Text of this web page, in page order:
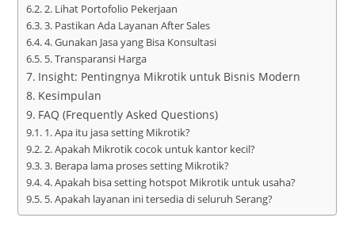
2. Lihat Portofolio Pekerjaan
3. Pastikan Ada Layanan After Sales
4. Gunakan Jasa yang Bisa Konsultasi
5. Transparansi Harga
Insight: Pentingnya Mikrotik untuk Bisnis Modern
Kesimpulan
FAQ (Frequently Asked Questions)
1. Apa itu jasa setting Mikrotik?
2. Apakah Mikrotik cocok untuk kantor kecil?
3. Berapa lama proses setting Mikrotik?
4. Apakah bisa setting hotspot Mikrotik untuk usaha?
5. Apakah layanan ini tersedia di seluruh Serang?